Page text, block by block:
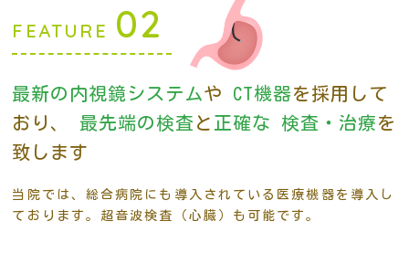
FEATURE 02
最新の内視鏡システム や CT機器を採用して
おり、
最先端の検査 と 正確な 検査・治療 を
致します
当院では、総合病院にも導入されている医療機器を導入し
ております。超音波検査（心臓）も可能です。